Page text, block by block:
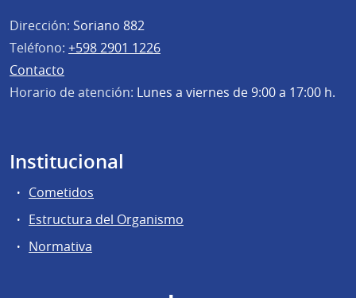
Dirección: Soriano 882
Teléfono: +598 2901 1226
Contacto
Horario de atención: Lunes a viernes de 9:00 a 17:00 h.
Institucional
Cometidos
Estructura del Organismo
Normativa